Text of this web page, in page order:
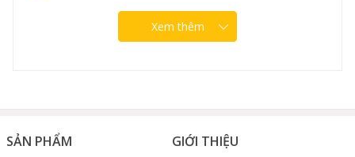
Xem thêm
SẢN PHẨM GIỚI THIỆU